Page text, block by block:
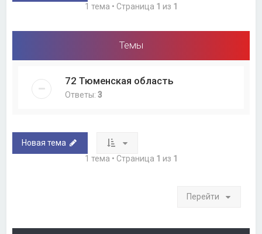
1 тема • Страница 1 из 1
Темы
72 Тюменская область
Ответы:3
Новая тема
1 тема • Страница 1 из 1
Перейти